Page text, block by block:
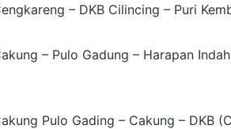
– DKB Cilincing – Puri
– Pulo Gadung – Harapan
Pulo Gading – Cakung – DKB